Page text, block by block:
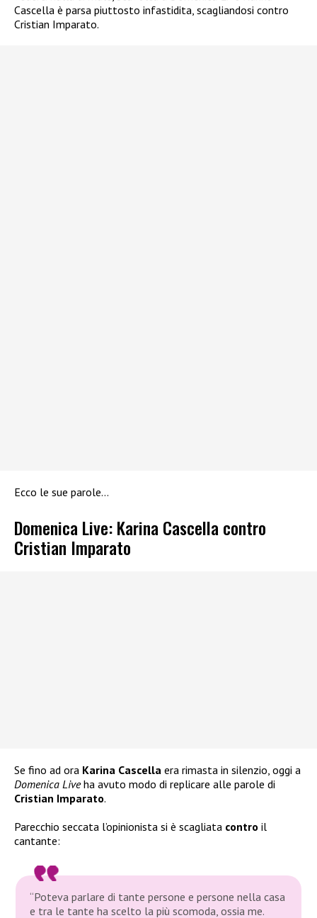
Cascella è parsa piuttosto infastidita, scagliandosi contro
Cristian Imparato.
Ecco le sue parole…
Domenica Live: Karina Cascella contro
Cristian Imparato
Se fino ad ora Karina Cascella era rimasta in silenzio, oggi a
Domenica Liveha avuto modo di replicare alle parole di
Cristian Imparato.
Parecchio seccata l’opinionista si è scagliata contro il
cantante:
“Poteva parlare di tante persone e persone nella casa
e tra le tante ha scelto la più scomoda, ossia me.